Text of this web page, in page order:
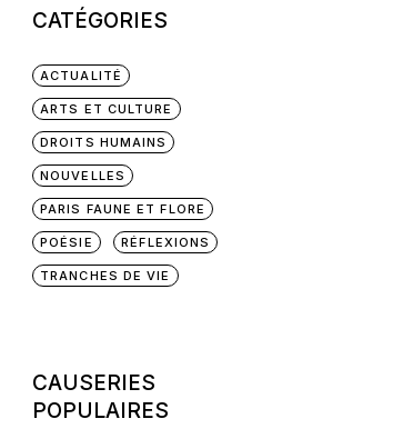
CATÉGORIES
ACTUALITÉ
ARTS ET CULTURE
DROITS HUMAINS
NOUVELLES
PARIS FAUNE ET FLORE
POÉSIE RÉFLEXIONS
TRANCHES DE VIE
CAUSERIES
POPULAIRES